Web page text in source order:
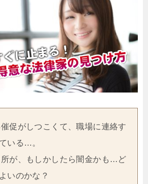
促がしつこくて、職場に連絡す
いる…。
が、もしかしたら闇金かも…ど
いのかな？